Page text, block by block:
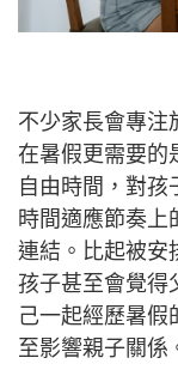
不少家長會專注
在暑假更需要的
自由時間，對孩
時間適應節奏上
連結。比起被安
孩子甚至會覺得
己一起經歷暑假
至影響親子關係